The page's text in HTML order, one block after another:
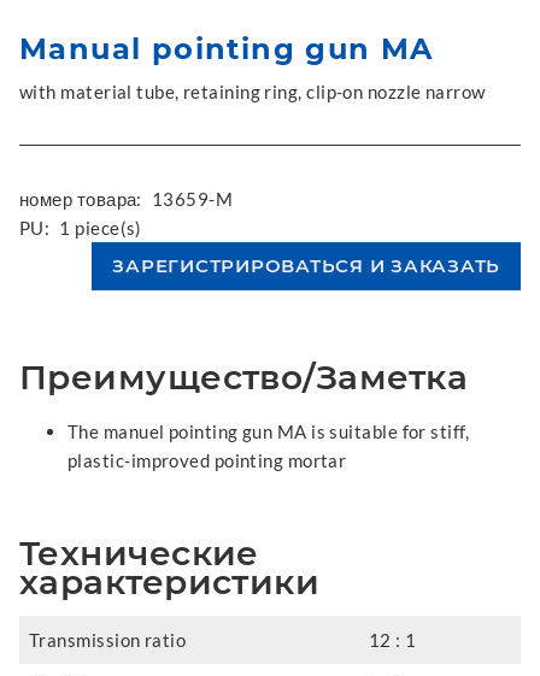
Manual pointing gun MA
with material tube, retaining ring, clip-on nozzle narrow
номер товара:
13659-M
PU: 1 piece(s)
Преимущество/Заметка
The manuel pointing gun MA is suitable for stiff,
plastic-improved pointing mortar
Технические
характеристики
Transmission ratio 12 : 1